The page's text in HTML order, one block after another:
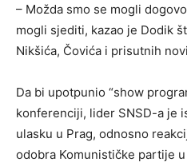
– Možda smo se mogli
mogli sjediti, kazao je Dodik
Nikšića, Čovića i prisutnih
Da bi upotpunio “show
konferenciji, lider SNSD-a je
ulasku u Prag, odnosno
odobra Komunističke partije